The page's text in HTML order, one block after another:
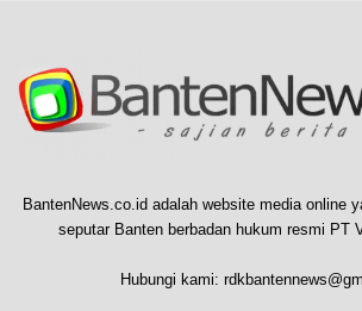
BantenNews.co.id adalah website media online
seputar Banten berbadan hukum resmi PT
Hubungi kami: